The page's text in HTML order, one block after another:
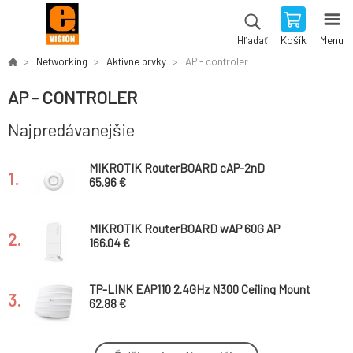
Hľadať Košík Menu
Networking Aktívne prvky AP - controler
AP - CONTROLER
Najpredávanejšie
1.
MIKROTIK RouterBOARD cAP-2nD
65.96 €
2.
MIKROTIK RouterBOARD wAP 60G AP
166.04 €
3.
TP-LINK EAP110 2.4GHz N300 Ceiling Mount
Access Point, Qualcomm, 1 10/100Mbps LAN,
62.88 €
TP-LINK "AX1800 Whole Home Mesh Wi-Fi 6